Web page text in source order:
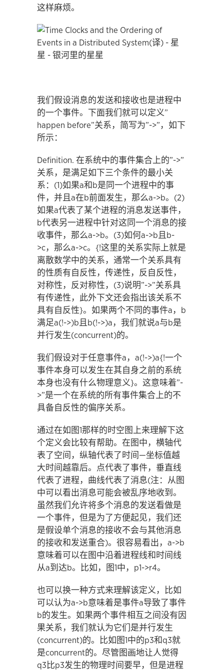
这样麻烦。
我们假设消息的发送和接收也是进程中
的一个事件。下面我们就可以定义”
happen before”关系，简写为”->”，如下
所示：
Definition. 在系统中的事件集合上的”->”
关系，是满足如下三个条件的最小关
系：(1)如果a和b是同一个进程中的事
件，并且a在b前面发生，那么a->b。(2)
如果a代表了某个进程的消息发送事件，
b代表另一进程中针对这同一个消息的接
收事件，那么a->b。(3)如何a->b且b-
>c，那么a->c。{!这里的关系实际上就是
离散数学中的关系，通常一个关系具有
的性质有自反性，传递性，反自反性，
对称性，反对称性，(3)说明”->”关系具
有传递性，此外下文还会指出该关系不
具有自反性}。如果两个不同的事件a，b
满足a(!->)b且b(!->)a，我们就说a与b是
并行发生(concurrent)的。
我们假设对于任意事件a，a(!->)a{!一个
事件本身可以发生在其自身之前的系统
本身也没有什么物理意义}。这意味着”-
>”是一个在系统的所有事件集合上的不
具备自反性的偏序关系。
通过在如图1那样的时空图上来理解下这
个定义会比较有帮助。在图中，横轴代
表了空间，纵轴代表了时间—坐标值越
大时间越靠后。点代表了事件，垂直线
代表了进程，曲线代表了消息(注：从图
中可以看出消息可能会被乱序地收到。
虽然我们允许将多个消息的发送看做是
一个事件，但是为了方便起见，我们还
是假设单个消息的接收不会与其他消息
的接收和发送重合)。很容易看出，a->b
意味着可以在图中沿着进程线和时间线
从a到达b。比如，图1中，p1->r4。
也可以换一种方式来理解该定义，比如
可以认为a->b意味着是事件a导致了事件
b的发生。如果两个事件相互之间没有因
果关系，我们就认为它们是并行发生
(concurrent)的。比如图1中的p3和q3就
是concurrent的。尽管图画地让人觉得
q3比p3发生的物理时间要早，但是进程